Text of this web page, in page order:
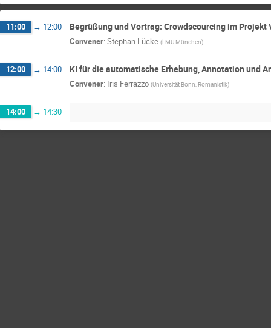
11:00 → 12:00 Begrüßung und Vortrag: Crowdscourcing im Projekt
Convener: Stephan Lücke (LMU München)
12:00 → 14:00 KI für die automatische Erhebung, Annotation und
Convener: Iris Ferrazzo (Universität Bonn, Romanistik)
14:00 → 14:30